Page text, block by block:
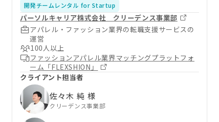
開発チームレンタル for Startup
パーソルキャリア株式会社 クリーデンス事業部
アパレル・ファッション業界の転職支援サービスの
運営
100人以上
ファッションアパレル業界マッチングプラットフォ
ーム「FLEXSHION」
クライアント担当者
佐々木 純 様
クリーデンス事業部